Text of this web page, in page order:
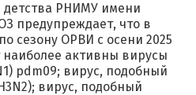
детства РНИМУ имени
предупреждает, что в
сезону ОРВИ с осени 2025
наиболее активны вирусы
pdm09; вирус, подобный
вирус, подобный